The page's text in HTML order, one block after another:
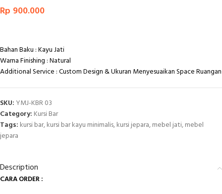
Rp 900.000
Bahan Baku : Kayu Jati
Warna Finishing : Natural
Additional Service : Custom Design & Ukuran Menyesuaikan Space Ruangan
SKU: YMJ-KBR 03
Category: Kursi Bar
Tags: kursi bar,kursi bar kayu minimalis,kursi jepara,mebel jati,mebel
jepara
Description
CARA ORDER :